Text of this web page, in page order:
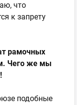
что
к запрету
рамочных
Чего же мы
подобные